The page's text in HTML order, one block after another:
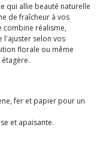
qui allie beauté naturelle
de fraîcheur à vos
combine réalisme,
l'ajuster selon vos
florale ou même
fer et papier pour un
et apaisante.